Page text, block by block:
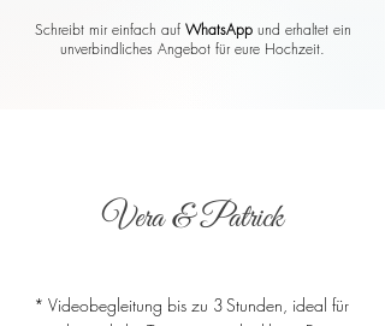
Schreibt mir einfach auf WhatsAppund erhaltet ein
unverbindliches Angebot für eure Hochzeit.
Vera & Patrick
* Videobegleitung bis zu 3 Stunden, ideal für